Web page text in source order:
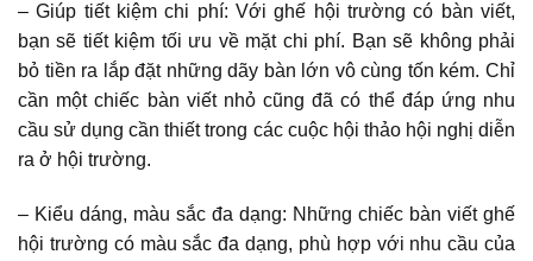
– Giúp tiết kiệm chi phí: Với ghế hội trường có bàn viết,
bạn sẽ tiết kiệm tối ưu về mặt chi phí. Bạn sẽ không phải
bỏ tiền ra lắp đặt những dãy bàn lớn vô cùng tốn kém. Chỉ
cần một chiếc bàn viết nhỏ cũng đã có thể đáp ứng nhu
cầu sử dụng cần thiết trong các cuộc hội thảo hội nghị diễn
ra ở hội trường.
– Kiểu dáng, màu sắc đa dạng: Những chiếc bàn viết ghế
hội trường có màu sắc đa dạng, phù hợp với nhu cầu của